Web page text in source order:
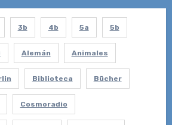
3b 4b 5a 5b
Alemán Animales
Biblioteca Bücher
Cosmoradio